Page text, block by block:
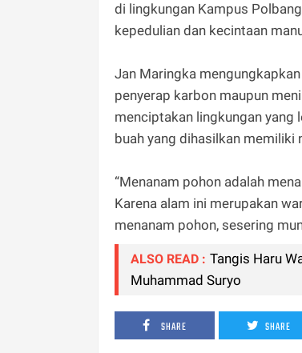
di lingkungan Kampus
kepedulian dan kecintaan
Jan Maringka
penyerap karbon maupun
menciptakan lingkungan yang
buah yang dihasilkan memiliki
“Menanam pohon adalah
Karena alam ini merupakan
menanam pohon, sesering
ALSO READ : Tangis Haru
Muhammad Suryo
SHARE SHARE